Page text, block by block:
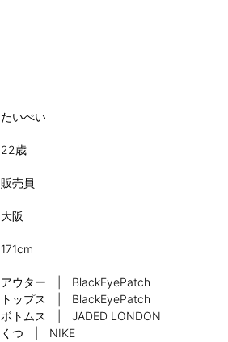
たいぺい
22歳
販売員
大阪
171cm
アウター | BlackEyePatch
トップス | BlackEyePatch
ボトムス | JADED LONDON
くつ | NIKE